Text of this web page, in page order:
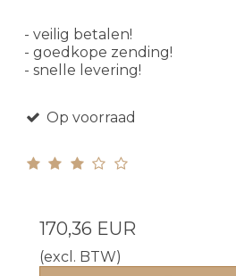
- veilig betalen!
- goedkope zending!
- snelle levering!
Op voorraad
170,36 EUR
(excl. BTW)